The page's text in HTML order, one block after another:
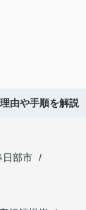
由や手順を解説
日部市